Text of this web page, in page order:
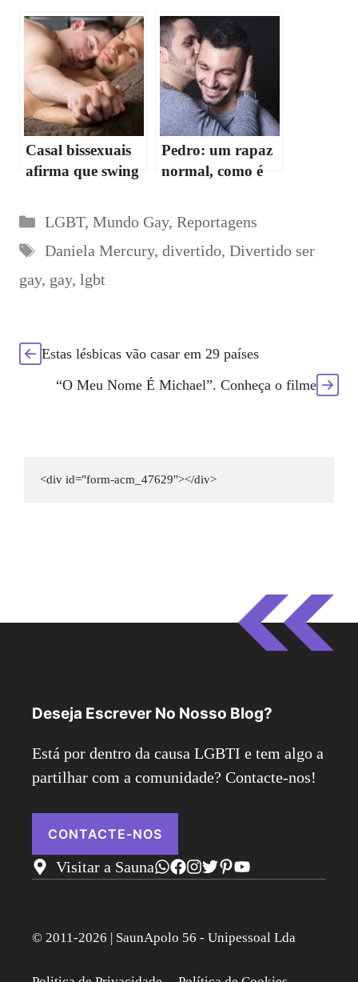
Casal bissexuais
afirma que swing
casamento
Pedro: um rapaz
normal, como é
homossexual?
Categorias
LGBT, Mundo Gay, Reportagens
Etiquetas
Daniela Mercury, divertido, Divertido ser
gay, gay, lgbt
Estas lésbicas vão casar em 29 países
“O Meu Nome É Michael”. Conheça o filme
<div id="form-acm_47629"></div>
Deseja Escrever No Nosso Blog?
Está por dentro da causa LGBTI e tem algo a
partilhar com a comunidade? Contacte-nos!
CONTACTE-NOS
Visitar a Sauna
© 2011-2026 | SaunApolo 56 - Unipessoal Lda